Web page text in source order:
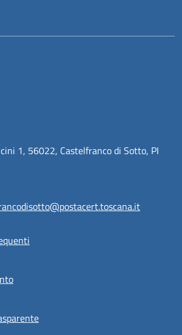
1, 56022, Castelfranco di Sotto, PI